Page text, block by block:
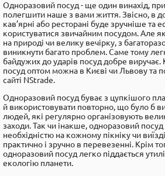
Одноразовий посуд - ще один винахід,
полегшити наше з вами життя. Звісно, в
кав’ярні або ресторані буде зручніше та
користуватися звичайним посудом. Але
на природі чи велику вечірку, з
виникнути багато проблем. Саме тому
байдужих до ударів посуд добре
посуд оптом можна в Києві чи Львову та
сайті NStrade.
Одноразовий посуд буває з цупкішого
й використовувати повторно, що було б
людей, які регулярно організовують
заходи. Так чи інакше, одноразовий
необхідністю на кожному пікніку чи
практично і зручно в перевезенні. Крім
одноразовий посуд легко піддається
екологію планети.